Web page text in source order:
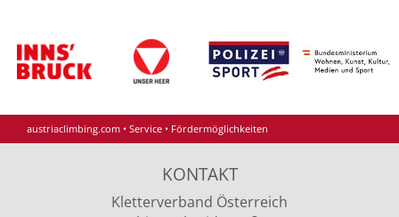
austriaclimbing.com • Service • Fördermöglichkeiten
KONTAKT
Kletterverband Österreich